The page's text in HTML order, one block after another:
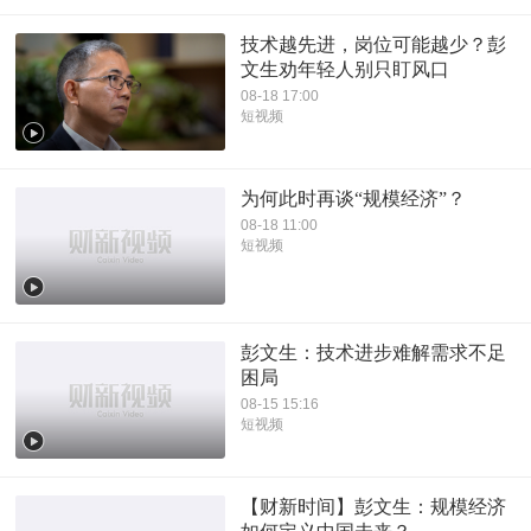
技术越先进，岗位可能越少？彭
文生劝年轻人别只盯风口
08-18 17:00
短视频
为何此时再谈“规模经济”？
08-18 11:00
短视频
彭文生：技术进步难解需求不足
困局
08-15 15:16
短视频
【财新时间】彭文生：规模经济